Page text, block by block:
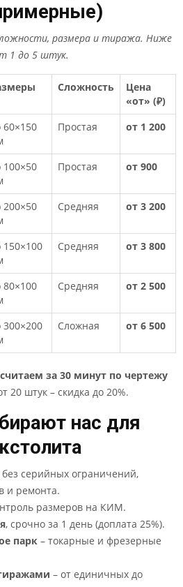
размера и тиража. Ниже
1 до 5 штук.
Сложность
Цена
«от» (₽)
60×150
Простая от 1 200
100×50
Простая от 900
200×50
Средняя от 3 200
150×100
Средняя от 3 800
80×100
Средняя от 2 500
300×200
Сложная от 6 500
за 30 минут по чертежу
20 штук – скидка до 20%.
нас для
без серийных ограничений,
и ремонта.
размеров на КИМ.
, срочно за 1 день (доплата 25%).
парк – токарные и фрезерные
– от единичных до